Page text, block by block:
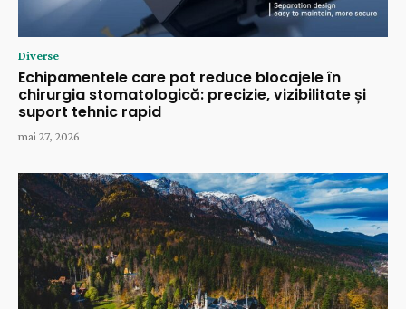
Diverse
Echipamentele care pot reduce blocajele în
chirurgia stomatologică: precizie, vizibilitate și
suport tehnic rapid
mai 27, 2026